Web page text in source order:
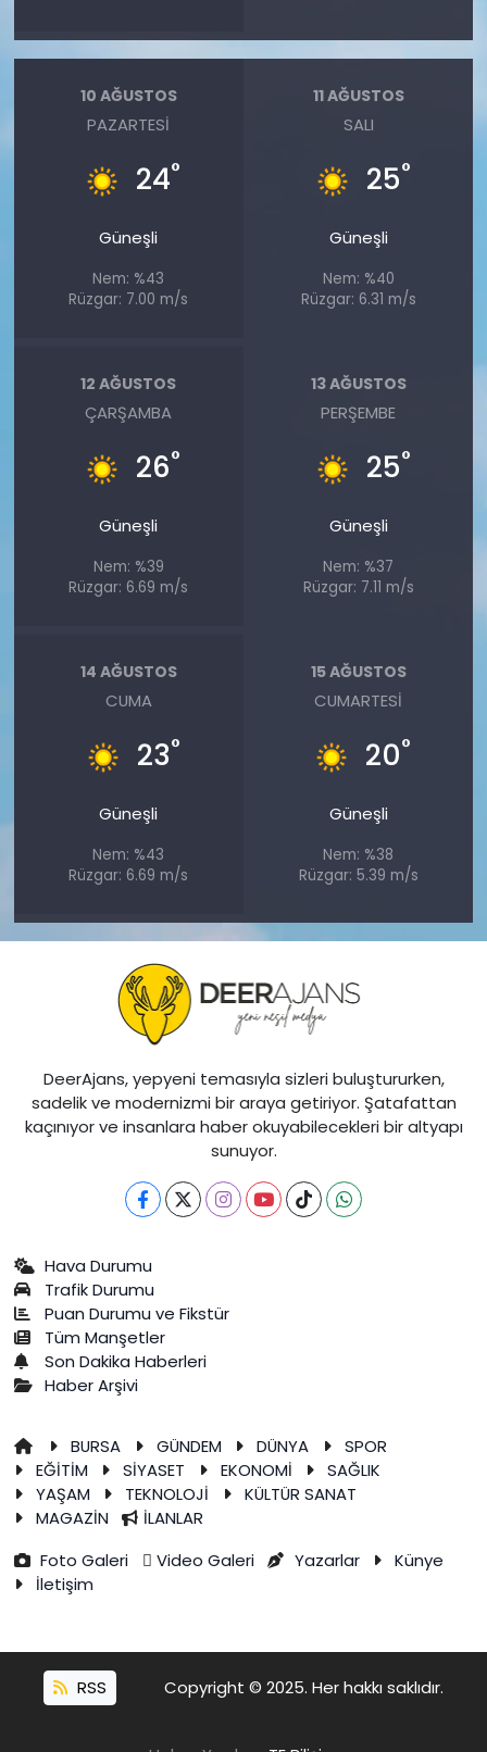
10 AĞUSTOS
PAZARTESI
24°
Güneşli
Nem: %43
Rüzgar: 7.00 m/s
11 AĞUSTOS
SALI
25°
Güneşli
Nem: %40
Rüzgar: 6.31 m/s
12 AĞUSTOS
ÇARŞAMBA
26°
Güneşli
Nem: %39
Rüzgar: 6.69 m/s
13 AĞUSTOS
PERŞEMBE
25°
Güneşli
Nem: %37
Rüzgar: 7.11 m/s
14 AĞUSTOS
CUMA
23°
Güneşli
Nem: %43
Rüzgar: 6.69 m/s
15 AĞUSTOS
CUMARTESI
20°
Güneşli
Nem: %38
Rüzgar: 5.39 m/s
DeerAjans, yepyeni temasıyla sizleri buluştururken,
sadelik ve modernizmi bir araya getiriyor. Şatafattan
kaçınıyor ve insanlara haber okuyabilecekleri bir altyapı
sunuyor.
Hava Durumu
Trafik Durumu
Puan Durumu ve Fikstür
Tüm Manşetler
Son Dakika Haberleri
Haber Arşivi
BURSA GÜNDEM DÜNYA
SPOR
EĞİTİM
SİYASET EKONOMİ
SAĞLIK
YAŞAM
TEKNOLOJİ
KÜLTÜR SANAT
MAGAZİN
İLANLAR
Foto Galeri
Video Galeri Yazarlar
Künye
İletişim
RSS Copyright © 2025. Her hakkı saklıdır.